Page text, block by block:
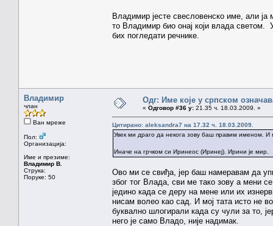
Владимир јесте свесловенско име, али
то Владимир био онај који влада светом.
бих погледати речнике.
Владимир
члан
Ван мреже
Пол:
Организација:
Име и презиме:
Владимир В.
Струка:
Поруке: 50
Одг: Име које у српском
« Одговор #36 у: 21.35 ч. 18.03.2009. »
Цитирано: aleksandra7 на 17.32 ч. 18.03.2009.
Увек ми драго да некога зову баш правим именом.
Иначе на грчком си Иринеос (Иринеј). Ирини је мир.
Ово ми се свиђа, јер баш намеравам да
због тог Влада, сви ме тако зову а мени
једино када се деру на мене или их
нисам волео као сад. И мој тата исто не
буквално шлогирали када су чули за то,
него је само Владо, није надимак.